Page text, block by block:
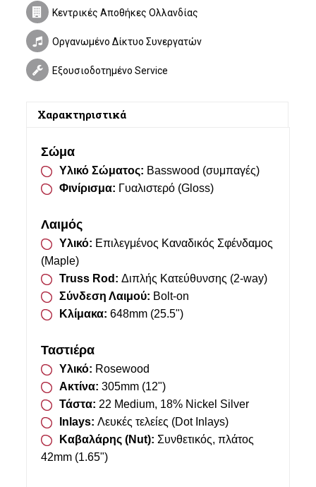
Κεντρικές Αποθήκες Ολλανδίας
Οργανωμένο Δίκτυο Συνεργατών
Εξουσιοδοτημένο Service
Χαρακτηριστικά
Σώμα
Υλικό Σώματος: Basswood (συμπαγές)
Φινίρισμα: Γυαλιστερό (Gloss)
Λαιμός
Υλικό: Επιλεγμένος Καναδικός Σφένδαμος
(Maple)
Truss Rod: Διπλής Κατεύθυνσης (2-way)
Σύνδεση Λαιμού: Bolt-on
Κλίμακα: 648mm (25.5")
Ταστιέρα
Υλικό: Rosewood
Ακτίνα: 305mm (12")
Τάστα: 22 Medium, 18% Nickel Silver
Inlays: Λευκές τελείες (Dot Inlays)
Καβαλάρης (Nut): Συνθετικός, πλάτος
42mm (1.65")